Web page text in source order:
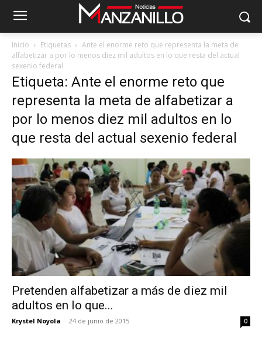
Inicio Etiquetas
Ante el enorme reto que representa la meta de
alfabetizar a por lo menos diez mil adultos en lo que resta del actual
sexenio federal
Etiqueta: Ante el enorme reto que
representa la meta de alfabetizar a
por lo menos diez mil adultos en lo
que resta del actual sexenio federal
Pretenden alfabetizar a más de diez mil
adultos en lo que...
Krystel Noyola - 24 de junio de 2015 0